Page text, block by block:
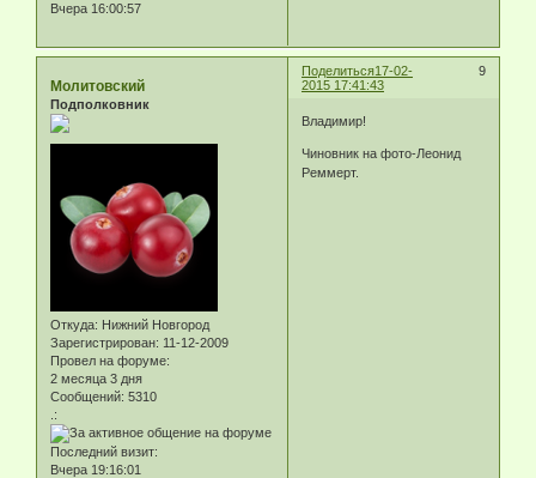
Вчера 16:00:57
Поделиться 9
17-02-
2015 17:41:43
Молитовский
Подполковник
Откуда: Нижний Новгород
Зарегистрирован: 11-12-2009
Провел на форуме:
2 месяца 3 дня
Сообщений: 5310
.:
Последний визит:
Вчера 19:16:01
Владимир!
Чиновник на фото-Леонид
Реммерт.